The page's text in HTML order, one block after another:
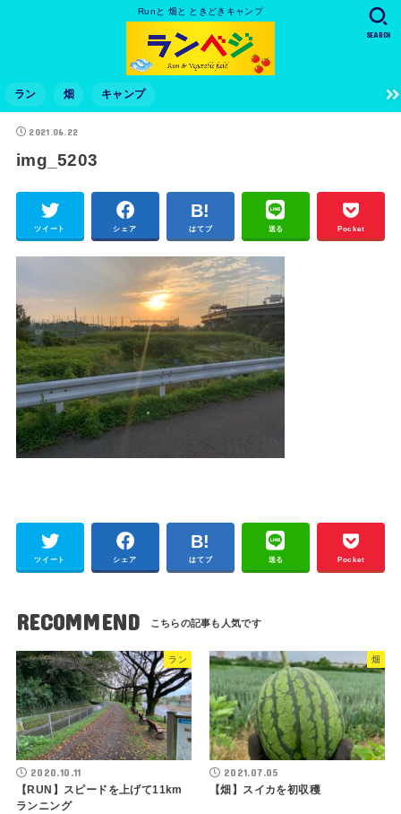
Runと 畑と ときどきキャンプ
ラン 畑 キャンプ
SEARCH
2021.06.22
img_5203
ツイート シェア はてブ 送る Pocket
ツイート シェア はてブ 送る Pocket
RECOMMEND
ラン
2020.10.11
【RUN】スピードを上げて11km
ランニング
畑
2021.07.05
【畑】スイカを初収穫